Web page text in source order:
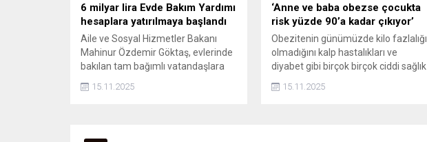
6 milyar lira Evde Bakım Yardımı
hesaplara yatırılmaya başlandı
Aile ve Sosyal Hizmetler Bakanı
Mahinur Özdemir Göktaş, evlerinde
bakılan tam bağımlı vatandaşlara
sağlamak amacıyla bu ay toplam 6
15.11.2025
‘Anne ve baba obezse çocukta
risk yüzde 90’a kadar çıkıyor’
Obezitenin günümüzde kilo fazlalığı
olmadığını kalp hastalıkları ve
diyabet gibi birçok birçok ciddi sağlık
bir pandemi haline geldiğini
15.11.2025